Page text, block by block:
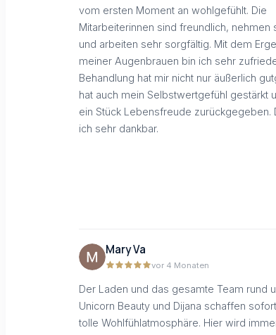
vom ersten Moment an wohlgefühlt. Die
Mitarbeiterinnen sind freundlich, nehmen
und arbeiten sehr sorgfältig. Mit dem
meiner Augenbrauen bin ich sehr
Behandlung hat mir nicht nur äußerlich
hat auch mein Selbstwertgefühl gestärkt
ein Stück Lebensfreude zurückgegeben.
ich sehr dankbar.
Mary Va
vor 4 Monaten
Der Laden und das gesamte Team rund
Unicorn Beauty und Dijana schaffen
tolle Wohlfühlatmosphäre. Hier wird